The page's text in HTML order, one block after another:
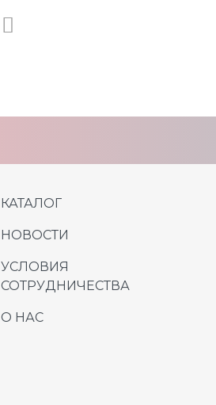
КАТАЛОГ
НОВОСТИ
УСЛОВИЯ
СОТРУДНИЧЕСТВА
О НАС